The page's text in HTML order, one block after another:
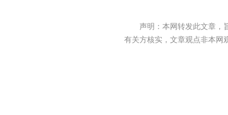
声明：本网转发此文章，
有关方核实，文章观点非本网